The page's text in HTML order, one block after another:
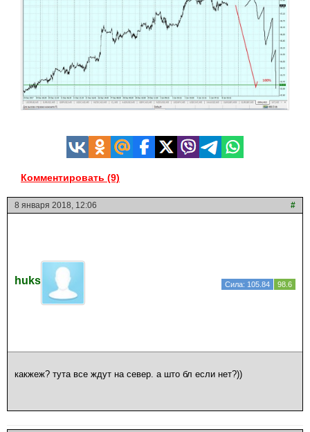
Комментировать (9)
8 января 2018, 12:06 #
huks Сила: 105.84 98.6
какжеж? тута все ждут на север. а што бл если нет?))